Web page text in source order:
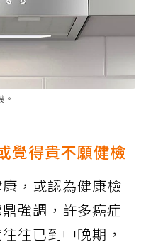
覺得貴不願健檢
，或認為健康檢
強調，許多癌症
往已到中晚期，